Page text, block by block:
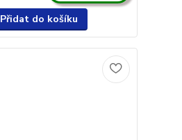
Přidat do košíku